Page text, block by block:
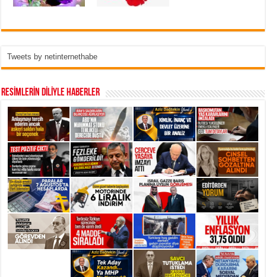
Tweets by netinternethabe
RESİMLERİN DİLİYLE HABERLER